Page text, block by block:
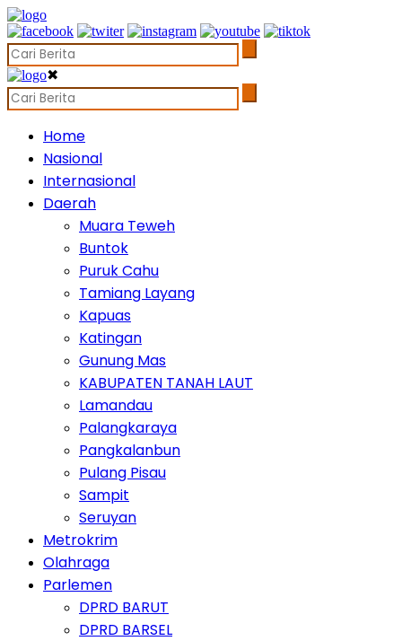
✖
Home
Nasional
Internasional
Daerah
Muara Teweh
Buntok
Puruk Cahu
Tamiang Layang
Kapuas
Katingan
Gunung Mas
KABUPATEN TANAH LAUT
Lamandau
Palangkaraya
Pangkalanbun
Pulang Pisau
Sampit
Seruyan
Metrokrim
Olahraga
Parlemen
DPRD BARUT
DPRD BARSEL